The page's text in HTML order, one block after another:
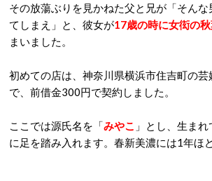
その放蕩ぶりを見かねた父と兄が「そんな
てしまえ」と、彼女が17歳の時に女衒の
まいました。
初めての店は、神奈川県横浜市住吉町の芸
で、前借金300円で契約しました。
ここでは源氏名を「みやこ 」とし、生ま
に足を踏み入れます。春新美濃には1年ほ